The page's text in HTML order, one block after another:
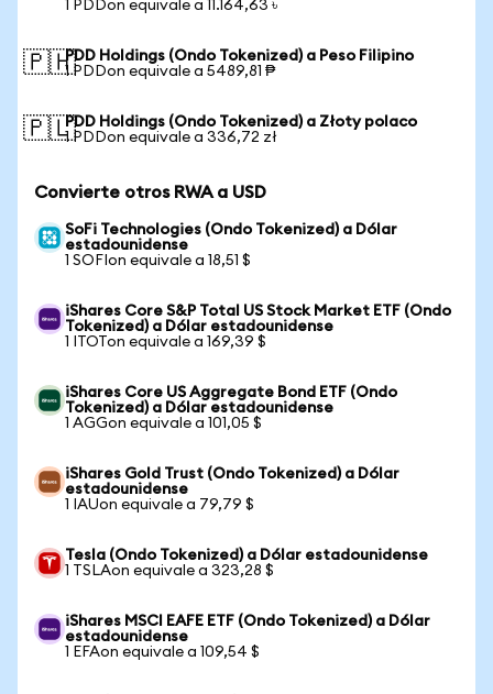
1 PDDon equivale a 11.164,63 ৳
🇵🇭PDD Holdings (Ondo Tokenized) a Peso Filipino
1 PDDon equivale a 5489,81 ₱
🇵🇱PDD Holdings (Ondo Tokenized) a Złoty polaco
1 PDDon equivale a 336,72 zł
Convierte otros RWA a USD
SoFi Technologies (Ondo Tokenized) a Dólar
estadounidense
1 SOFIon equivale a 18,51 $
iShares Core S&P Total US Stock Market ETF (Ondo
Tokenized) a Dólar estadounidense
1 ITOTon equivale a 169,39 $
iShares Core US Aggregate Bond ETF (Ondo
Tokenized) a Dólar estadounidense
1 AGGon equivale a 101,05 $
iShares Gold Trust (Ondo Tokenized) a Dólar
estadounidense
1 IAUon equivale a 79,79 $
Tesla (Ondo Tokenized) a Dólar estadounidense
1 TSLAon equivale a 323,28 $
iShares MSCI EAFE ETF (Ondo Tokenized) a Dólar
estadounidense
1 EFAon equivale a 109,54 $